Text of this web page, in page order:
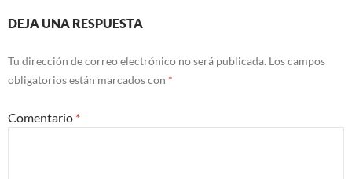
DEJA UNA RESPUESTA
Tu dirección de correo electrónico no será publicada. Los campos
obligatorios están marcados con *
Comentario *